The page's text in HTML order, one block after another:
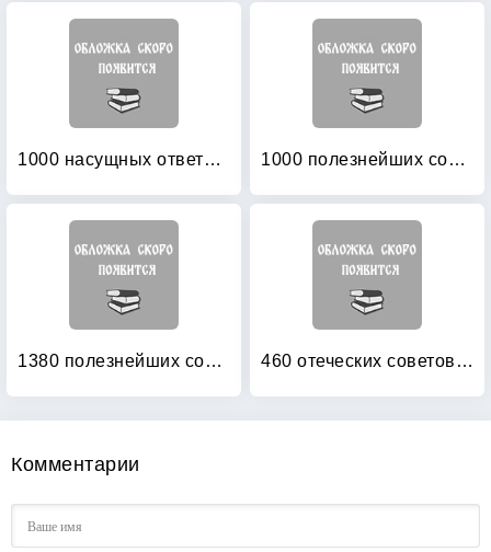
1000 насущных ответов на 1000 вопросов 1000 полезнейших советов Батюшки
1380 полезнейших советов батюшки своим прихожанам 460 отеческих советов: Как найти духовника и научиться послушанию
Комментарии